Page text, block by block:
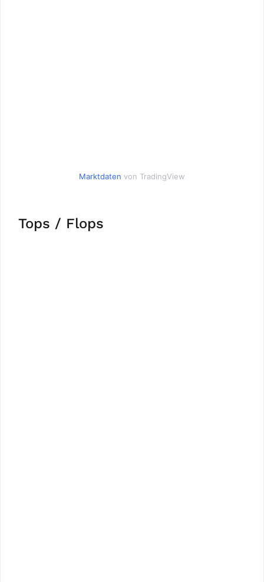
Marktdaten von TradingView
Tops / Flops